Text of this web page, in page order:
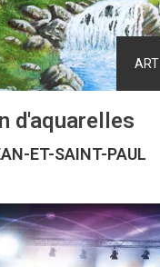
ART
d'aquarelles
ET-SAINT-PAUL